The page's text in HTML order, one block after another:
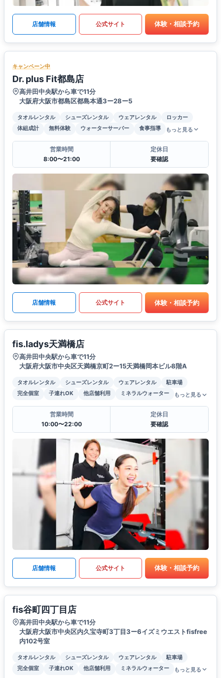
店舗情報 公式サイト 体験・相談予約
キャンペーン中
Dr. plus Fit都島店
高井田中央駅から車で11分
大阪府大阪市都島区都島本通3ー28ー5
タオルレンタル シューズレンタル ウェアレンタル
ロッカー
体組成計
無料体験 ウォーターサーバー 食事指導 もっと見る
営業時間
8:00〜21:00
定休日
要確認
店舗情報 公式サイト 体験・相談予約
fis.ladys天満橋店
高井田中央駅から車で11分
大阪府大阪市中央区天満橋京町2ー15天満橋岡本ビル8階A
タオルレンタル シューズレンタル ウェアレンタル
駐車場
完全個室
子連れOK 他店舗利用 ミネラルウォーター もっと見る
営業時間
10:00〜22:00
定休日
要確認
店舗情報 公式サイト 体験・相談予約
fis谷町四丁目店
高井田中央駅から車で11分
大阪府大阪市中央区内久宝寺町3丁目3ー6イズミウエストfisfree
内102号室
タオルレンタル シューズレンタル ウェアレンタル
駐車場
完全個室
子連れOK 他店舗利用 ミネラルウォーター もっと見る